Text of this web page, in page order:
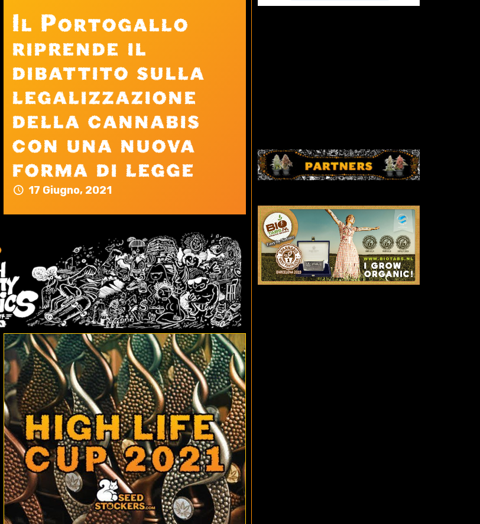
17 Giugno, 2021
Il Portogallo
riprende il
dibattito sulla
legalizzazione
della cannabis
con una nuova
forma di legge